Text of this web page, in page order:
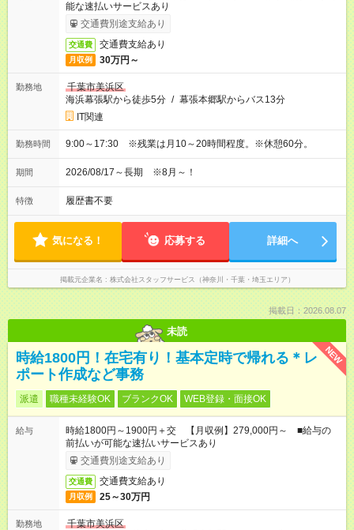
能な速払いサービスあり
交通費別途支給あり
交通費 交通費支給あり
月収例 30万円～
勤務地
千葉市美浜区
海浜幕張駅から徒歩5分 / 幕張本郷駅からバス13分
IT関連
勤務時間 9:00～17:30 ※残業は月10～20時間程度。※休憩60分。
期間 2026/08/17～長期 ※8月～！
特徴 履歴書不要
気になる！ 応募する 詳細へ
掲載元企業名 株式会社スタッフサービス（神奈川・千葉・埼玉エリア）
掲載日：2026.08.07
未読
NEW
時給1800円！在宅有り！基本定時で帰れる＊レ
ポート作成など事務
派遣 職種未経験OK ブランクOK WEB登録・面接OK
給与
時給1800円～1900円＋交 【月収例】279,000円～ ■給与の
前払いが可能な速払いサービスあり
交通費別途支給あり
交通費 交通費支給あり
月収例 25～30万円
勤務地
千葉市美浜区